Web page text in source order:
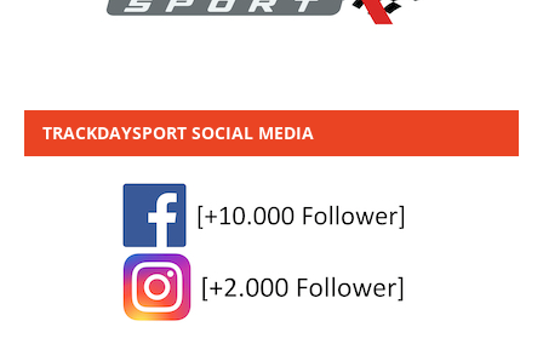
TRACKDAYSPORT SOCIAL MEDIA